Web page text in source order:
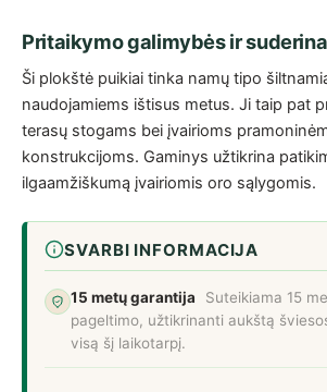
Pritaikymo galimybės ir
Ši plokštė puikiai tinka namų tipo
naudojamiems ištisus metus. Ji taip pat
terasų stogams bei įvairioms
konstrukcijoms. Gaminys užtikrina
ilgaamžiškumą įvairiomis oro sąlygomis.
SVARBI INFORMACIJA
15 metų garantija
Suteikiama 15
pageltimo, užtikrinanti aukštą
visą šį laikotarpį.